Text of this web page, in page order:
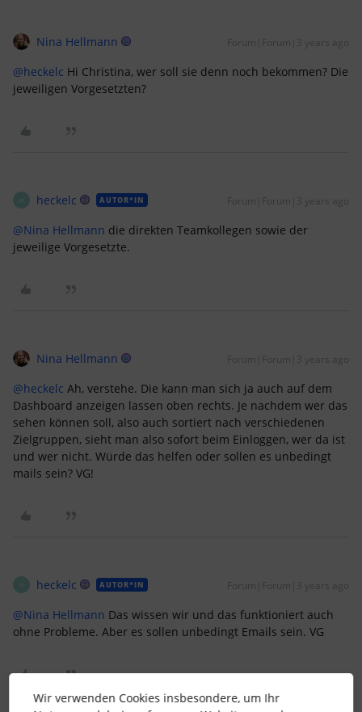
Nina Hellmann Forum|Forum|3 years ago
@heckelc Hi Christina, wer soll sie denn noch bekommen? Die
jeweiligen Vorgesetzten?
heckelc AUTOR*IN Forum|Forum|3 years ago
@Nina Hellmann die direkten Teamkollegen sowie der
jeweilige Vorgesetzte.
Nina Hellmann Forum|Forum|3 years ago
@heckelc Ah, verstehe. Die kann man sich ja auch auf dem
Dashboard anzeigen lassen oben rechts. Je nachdem wer das
sehen können soll, also auch sortiert nach verschiedenen
Zielgruppen, sieht man also sofort beim Einloggen, wer da ist
und wer nicht. Würde das helfen oder sollen es unbedingt
mails sein? VG!
heckelc AUTOR*IN Forum|Forum|3 years ago
@Nina Hellmann Das wissen wir und das funktioniert auch
ohne Probleme. Aber es sollen unbedingt Emails sein. VG
Wir verwenden Cookies insbesondere, um Ihr